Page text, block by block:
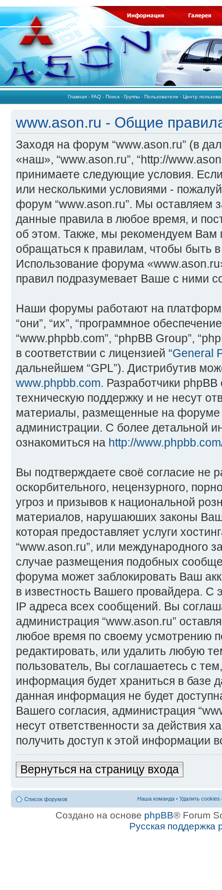
Главная - FAQ - Поиск - Группы - Пользователи - Центр
www.ason.ru - Общие
Заходя на форум “www.ason.ru” (в
«наш», “www.ason.ru”, “http://
принимаете следующие условия.
или несколькими условиями -
форум “www.ason.ru”. Мы оставляем
данные правила в любое время, и
об этом. Также, мы рекомендуем Вам
обращаться к правилам, чтобы быть
Использование форума
правил подразумевает Ваше с ними
Наши форумы работают на
“они”, “их”, “программное
“www.phpbb.com”, “phpBB Group”,
в соответствии с лицензией “General
дальнейшем “GPL”). Дистрибутив
www.phpbb.com. Разработчики
техническую поддержку и не несут
материалы, размещенные на форуме
администрации. С более детальной
ознакомиться на http://
Вы подтверждаете своё согласие не
оскорбительного, нецензурного,
угроз и призывов к национальной
материалов, нарушаюших законы
которая предоставляет услуги
“www.ason.ru”, или международного
случае размещения подобных
форума может заблокировать Ваш
в известность Вашего провайдера. С
IP адреса всех сообщений. Вы
администрация “www.ason.ru”
любое время по своему усмотрению
редактировать, или удалить любую
пользователь, Вы соглашаетесь с
информация будет храниться в базе
данная информация не будет
Вашего согласия, администрация
несут ответственности за действия
получить доступ к этой информации
Вернуться на страницу входа
Список форумов Наша команда • Удалить
Создано на основе phpBB® Forum
Русская поддержка